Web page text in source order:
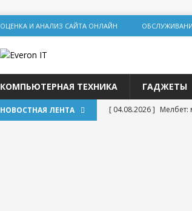
ОЦЕНКА И АНАЛИЗ САЙТА ОНЛАЙН
КОМПЬЮТЕРНАЯ ТЕХНИКА ГАДЖЕТЫ
НОВОСТНАЯ ЛЕНТА [ 04.08.2026 ] Мелбет: